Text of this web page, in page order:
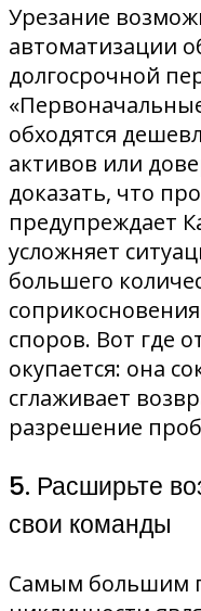
Урезание
автоматизации
долгосрочной
обходятся
активов или
доказать, что
предупреждает
усложняет
большего
споров. Вот где
окупается: она
сглаживает
разрешение
5. Расширьте
свои команды
Самым большим